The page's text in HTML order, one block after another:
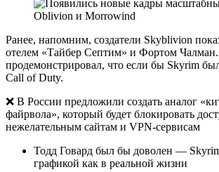
Ранее, напомним, создатели Skyblivion
отелем «Тайбер Септим» и Фортом
продемонстрировал, что если бы Skyrim
Call of Duty.
❌ В России предложили создать аналог
файрвола», который будет блокировать
нежелательным сайтам и VPN-сервисам
Тодд Говард был бы доволен —
графикой как в реальной жизни